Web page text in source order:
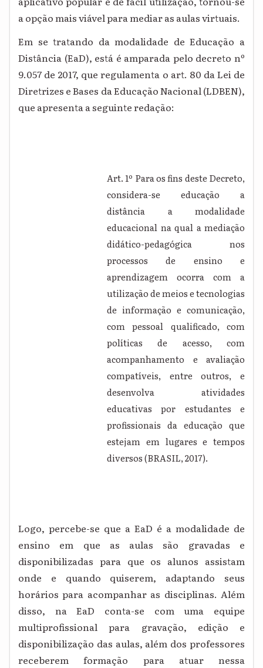
a opção mais viável para mediar as aulas virtuais.
Em se tratando da modalidade de Educação a
Distância (EaD), está é amparada pelo decreto nº
9.057 de 2017, que regulamenta o art. 80 da Lei de
Diretrizes e Bases da Educação Nacional (LDBEN),
que apresenta a seguinte redação:
Art. 1º Para os fins deste Decreto,
considera-se educação a
distância a modalidade
educacional na qual a mediação
didático-pedagógica nos
processos de ensino e
aprendizagem ocorra com a
utilização de meios e tecnologias
de informação e comunicação,
com pessoal qualificado, com
políticas de acesso, com
acompanhamento e avaliação
compatíveis, entre outros, e
desenvolva atividades
educativas por estudantes e
profissionais da educação que
estejam em lugares e tempos
diversos (BRASIL, 2017).
Logo, percebe-se que a EaD é a modalidade de
ensino em que as aulas são gravadas e
disponibilizadas para que os alunos assistam
onde e quando quiserem, adaptando seus
horários para acompanhar as disciplinas. Além
disso, na EaD conta-se com uma equipe
multiprofissional para gravação, edição e
disponibilização das aulas, além dos professores
receberem formação para atuar nessa